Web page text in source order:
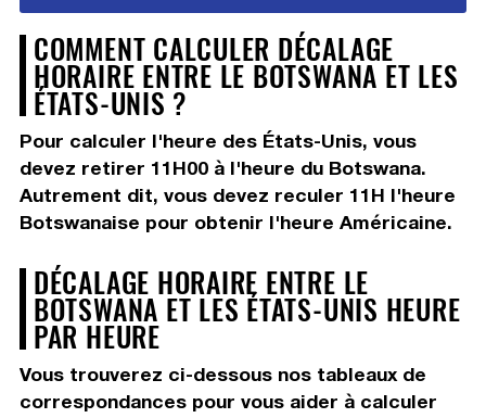
COMMENT CALCULER DÉCALAGE
HORAIRE ENTRE LE BOTSWANA ET LES
ÉTATS-UNIS ?
Pour calculer l'heure des États-Unis, vous
devez retirer 11H00à l'heure du Botswana.
Autrement dit, vous devez reculer 11H l'heure
Botswanaise pour obtenir l'heure Américaine.
DÉCALAGE HORAIRE ENTRE LE
BOTSWANA ET LES ÉTATS-UNIS HEURE
PAR HEURE
Vous trouverez ci-dessous nos tableaux de
correspondances pour vous aider à calculer